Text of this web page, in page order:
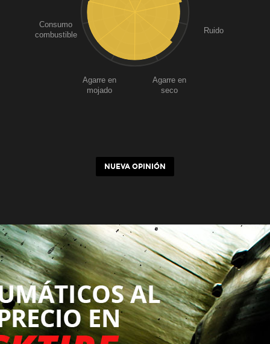
Ruido
Agarre en
seco
Agarre en
mojado
Consumo
combustible
NUEVA OPINIÓN